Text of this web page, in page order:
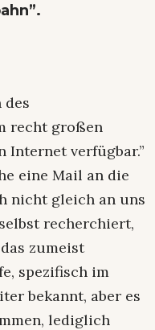
des
recht großen
Internet verfügbar.”
eine Mail an die
nicht gleich an uns
recherchiert,
zumeist
spezifisch im
bekannt, aber es
lediglich